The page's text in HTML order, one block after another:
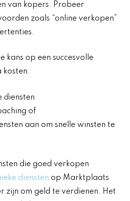
van kopers. Probeer
zoals “online verkopen”
kans op een succesvolle
kosten.
diensten
of
aan om snelle winsten te
die goed verkopen
diensten op Marktplaats
zijn om geld te verdienen. Het